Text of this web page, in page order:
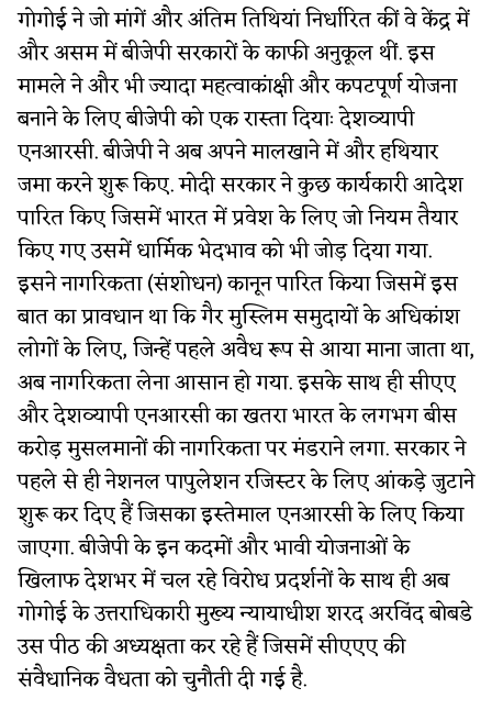
गोगोई ने जो मांगें और अंतिम तिथियां निर्धारित कीं वे केंद्र में
और असम में बीजेपी सरकारों के काफी अनुकूल थीं. इस
मामले ने और भी ज्यादा महत्वाकांक्षी और कपटपूर्ण योजना
बनाने के लिए बीजेपी को एक रास्ता दियाः देशव्यापी
एनआरसी. बीजेपी ने अब अपने मालखाने में और हथियार
जमा करने शुरू किए. मोदी सरकार ने कुछ कार्यकारी आदेश
पारित किए जिसमें भारत में प्रवेश के लिए जो नियम तैयार
किए गए उसमें धार्मिक भेदभाव को भी जोड़ दिया गया.
इसने नागरिकता (संशोधन) कानून पारित किया जिसमें इस
बात का प्रावधान था कि गैर मुस्लिम समुदायों के अधिकांश
लोगों के लिए, जिन्हें पहले अवैध रूप से आया माना जाता था,
अब नागरिकता लेना आसान हो गया. इसके साथ ही सीएए
और देशव्यापी एनआरसी का खतरा भारत के लगभग बीस
करोड़ मुसलमानों की नागरिकता पर मंडराने लगा. सरकार ने
पहले से ही नेशनल पापुलेशन रजिस्टर के लिए आंकड़े जुटाने
शुरू कर दिए हैं जिसका इस्तेमाल एनआरसी के लिए किया
जाएगा. बीजेपी के इन कदमों और भावी योजनाओं के
खिलाफ देशभर में चल रहे विरोध प्रदर्शनों के साथ ही अब
गोगोई के उत्तराधिकारी मुख्य न्यायाधीश शरद अरविंद बोबडे
उस पीठ की अध्यक्षता कर रहे हैं जिसमें सीएएए की
संवैधानिक वैधता को चुनौती दी गई है.